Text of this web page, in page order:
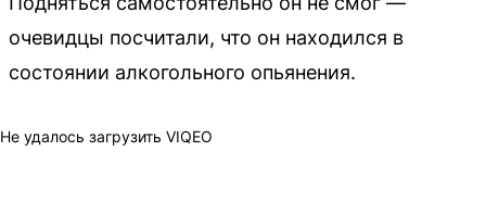
очевидцы посчитали, что он находился в
состоянии алкогольного опьянения.
Не удалось загрузить VIQEO